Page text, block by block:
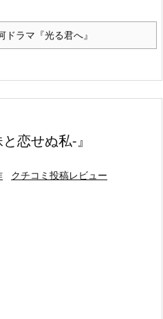
ドラマ『光る君へ』
恋せぬ私-』
クチコミ投稿レビュー